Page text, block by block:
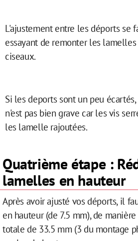
L'ajustement entre les déports se
essayant de remonter les
ciseaux.
Si les deports sont un peu
n'est pas bien grave car les vis
les lamelle rajoutées.
Quatrième étape :
lamelles en hauteur
Après avoir ajusté vos déports, il
en hauteur (de 7.5 mm), de
totale de 33.5 mm (3 du montage